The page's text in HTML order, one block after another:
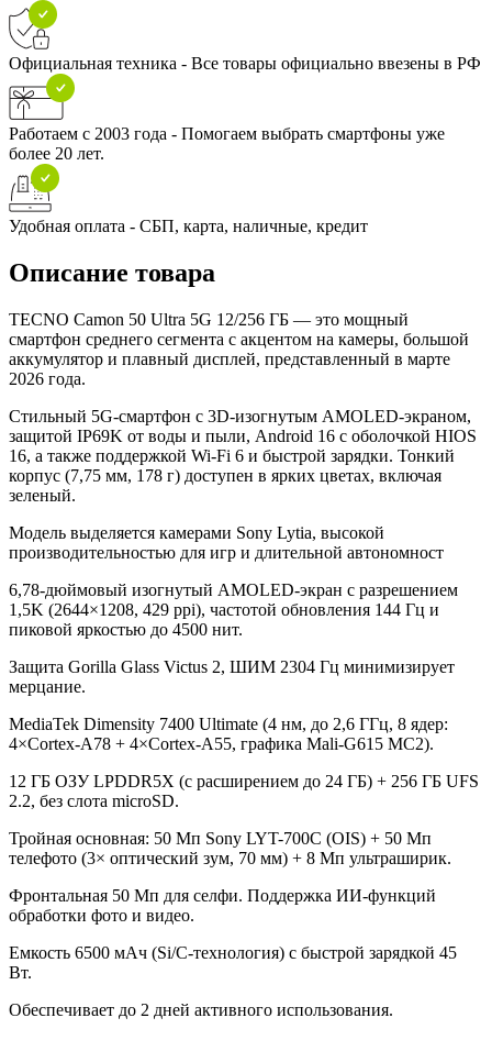
Официальная техника - Все товары официально ввезены в РФ
Работаем с 2003 года - Помогаем выбрать смартфоны уже
более 20 лет.
Удобная оплата - СБП, карта, наличные, кредит
Описание товара
TECNO Camon 50 Ultra 5G 12/256 ГБ — это мощный
смартфон среднего сегмента с акцентом на камеры, большой
аккумулятор и плавный дисплей, представленный в марте
2026 года.
Стильный 5G-смартфон с 3D-изогнутым AMOLED-экраном,
защитой IP69K от воды и пыли, Android 16 с оболочкой HIOS
16, а также поддержкой Wi-Fi 6 и быстрой зарядки. Тонкий
корпус (7,75 мм, 178 г) доступен в ярких цветах, включая
зеленый.
Модель выделяется камерами Sony Lytia, высокой
производительностью для игр и длительной автономност
6,78-дюймовый изогнутый AMOLED-экран с разрешением
1,5K (2644×1208, 429 ppi), частотой обновления 144 Гц и
пиковой яркостью до 4500 нит.
Защита Gorilla Glass Victus 2, ШИМ 2304 Гц минимизирует
мерцание.
MediaTek Dimensity 7400 Ultimate (4 нм, до 2,6 ГГц, 8 ядер:
4×Cortex-A78 + 4×Cortex-A55, графика Mali-G615 MC2).
12 ГБ ОЗУ LPDDR5X (с расширением до 24 ГБ) + 256 ГБ UFS
2.2, без слота microSD.
Тройная основная: 50 Мп Sony LYT-700C (OIS) + 50 Мп
телефото (3× оптический зум, 70 мм) + 8 Мп ультраширик.
Фронтальная 50 Мп для селфи. Поддержка ИИ-функций
обработки фото и видео.
Емкость 6500 мАч (Si/C-технология) с быстрой зарядкой 45
Вт.
Обеспечивает до 2 дней активного использования.